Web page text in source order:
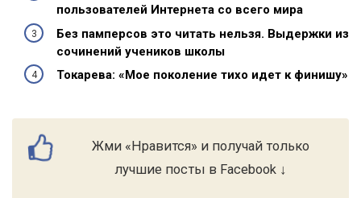
пользователей Интернета со всего мира
Без памперсов это читать нельзя. Выдержки из
сочинений учеников школы
Токарева: «Мое поколение тихо идет к финишу»
Жми «Нравится» и получай только
лучшие посты в Facebook ↓